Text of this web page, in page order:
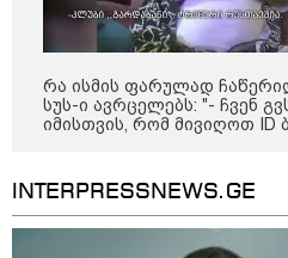
მსოფლიო
რა ისმის ფარულად
სუს-ი ავრცელებს: "- ჩვენ
იმისთვის, რომ მივიღოთ ID
INTERPRESSNEWS.GE